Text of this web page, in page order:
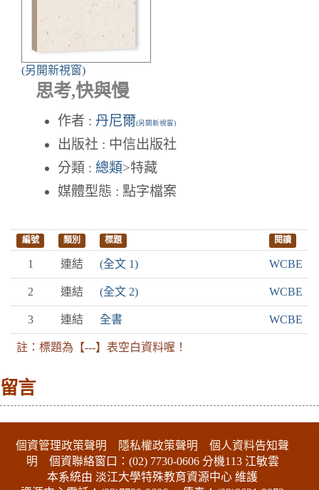
(另開新視窗)
思考,快與慢
作者 : 丹尼爾(另開新視窗)
出版社 : 中信出版社
分類 : 總類>特藏
媒體型態 : 點字檔案
編號 類別 標題 閱讀
1 連結 (全文 1) WCBE
2 連結 (全文 2) WCBE
3 連結 全書 WCBE
註：標題為【---】表空白資料喔！
留言
個資管理政策聲明 隱私權政策聲明
個人資料告知聲
明 個資聯絡窗口：(02) 7730-0606 分機113 江敏雲
本系統由 淡江大學特殊教育資源中心 維護